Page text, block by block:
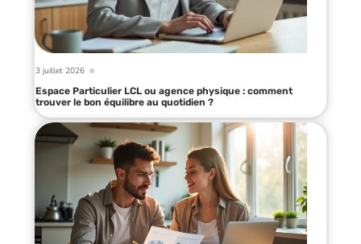
3 juillet 2026
Espace Particulier LCL ou agence physique : comment
trouver le bon équilibre au quotidien ?